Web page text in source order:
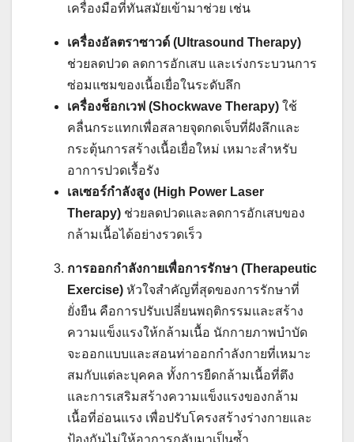
เครื่องมือที่ทันสมัยเข้ามาช่วย เช่น
เครื่องอัลตราซาวด์ (Ultrasound Therapy)
ช่วยลดปวด ลดการอักเสบ และเร่งกระบวนการ
ซ่อมแซมของเนื้อเยื่อในระดับลึก
เครื่องช็อกเวฟ (Shockwave Therapy) ใช้
คลื่นกระแทกเพื่อสลายจุดกดเจ็บที่ฝังลึกและ
กระตุ้นการสร้างเนื้อเยื่อใหม่ เหมาะสำหรับ
อาการปวดเรื้อรัง
เลเซอร์กำลังสูง (High Power Laser
Therapy) ช่วยลดปวดและลดการอักเสบของ
กล้ามเนื้อได้อย่างรวดเร็ว
การออกกำลังกายเพื่อการรักษา (Therapeutic
Exercise) หัวใจสำคัญที่สุดของการรักษาที่
ยั่งยืน คือการปรับเปลี่ยนพฤติกรรมและสร้าง
ความแข็งแรงให้กล้ามเนื้อ นักกายภาพบำบัด
จะออกแบบและสอนท่าออกกำลังกายที่เหมาะ
สมกับแต่ละบุคคล ทั้งการยืดกล้ามเนื้อที่ตึง
และการเสริมสร้างความแข็งแรงของกล้าม
เนื้อที่อ่อนแรง เพื่อปรับโครงสร้างร่างกายและ
ป้องกันไม่ให้อาการกลับมาเป็นซ้ำ